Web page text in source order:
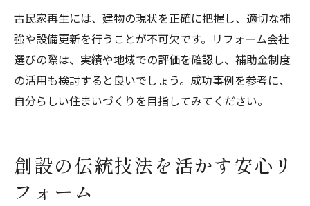
古民家再生には、建物の現状を正確に把握し、適切な補
強や設備更新を行うことが不可欠です。リフォーム会社
選びの際は、実績や地域での評価を確認し、補助金制度
の活用も検討すると良いでしょう。成功事例を参考に、
自分らしい住まいづくりを目指してみてください。
創設の伝統技法を活かす安心リ
フォーム